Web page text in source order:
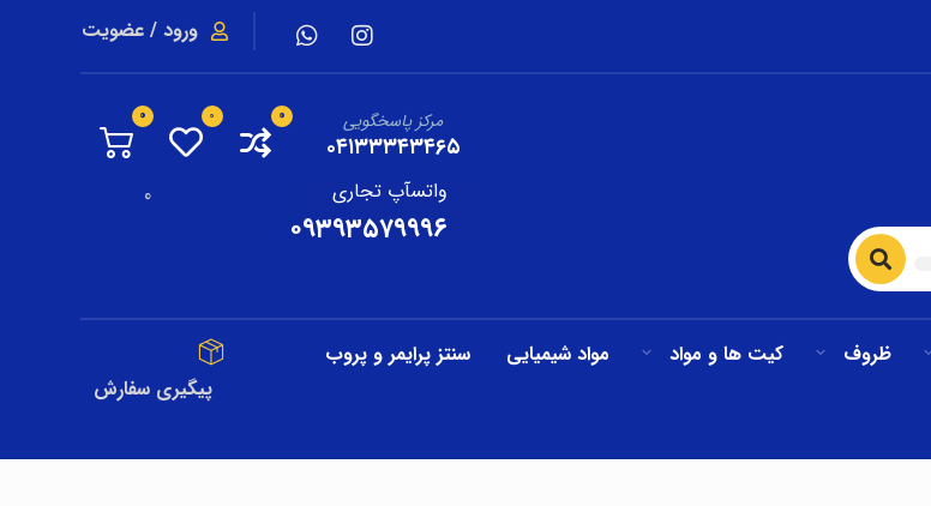
ورود / عضویت
0
مرکز پاسخگویی
۰۴۱۳۳۳۴۳۴۶۵
واتسآپ تجاری
۰۹۳۹۳۵۷۹۹۹۶
ظروف کیت ها و مواد مواد شیمیایی سنتز پرایمر و پروب
پیگیری سفارش